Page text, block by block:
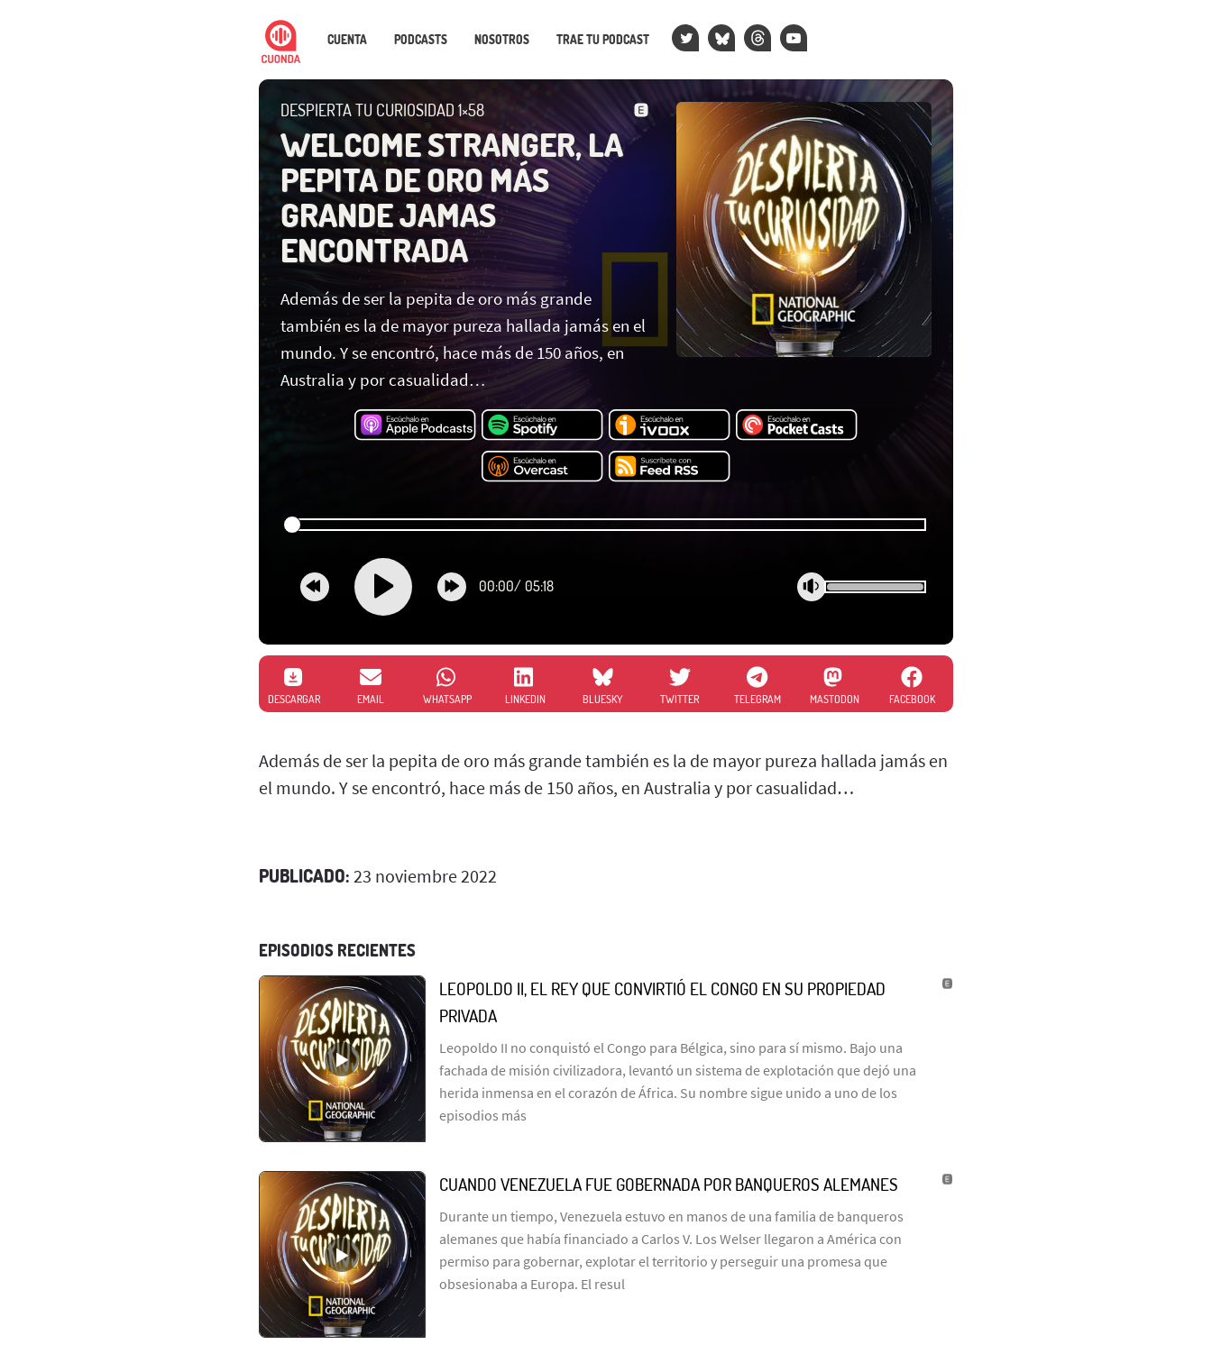
CUENTA PODCASTS NOSOTROS TRAE TU PODCAST
DESPIERTA TU CURIOSIDAD 1×58
WELCOME STRANGER, LA
PEPITA DE ORO MÁS
GRANDE JAMAS
ENCONTRADA
Además de ser la pepita de oro más grande
también es la de mayor pureza hallada jamás en el
mundo. Y se encontró, hace más de 150 años, en
Australia y por casualidad…
00:00/ 05:18
DESCARGAR EMAIL WHATSAPP LINKEDIN BLUESKY TWITTER TELEGRAM MASTODON FACEBOOK
Además de ser la pepita de oro más grande también es la de mayor pureza hallada jamás en
el mundo. Y se encontró, hace más de 150 años, en Australia y por casualidad…
PUBLICADO: 23 noviembre 2022
EPISODIOS RECIENTES
LEOPOLDO II, EL REY QUE CONVIRTIÓ EL CONGO EN SU PROPIEDAD
PRIVADA
Leopoldo II no conquistó el Congo para Bélgica, sino para sí mismo. Bajo una
fachada de misión civilizadora, levantó un sistema de explotación que dejó una
herida inmensa en el corazón de África. Su nombre sigue unido a uno de los
episodios más
CUANDO VENEZUELA FUE GOBERNADA POR BANQUEROS ALEMANES
Durante un tiempo, Venezuela estuvo en manos de una familia de banqueros
alemanes que había financiado a Carlos V. Los Welser llegaron a América con
permiso para gobernar, explotar el territorio y perseguir una promesa que
obsesionaba a Europa. El resul